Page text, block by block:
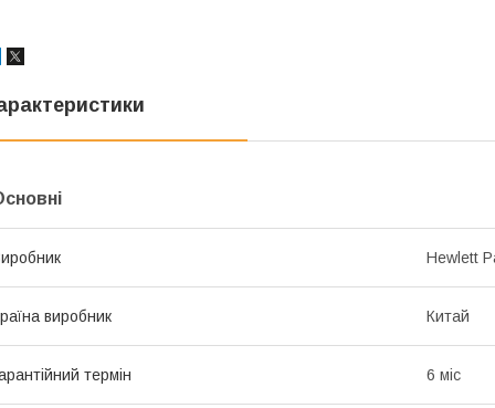
Hewlett
виробник Китай
термін 6 міс